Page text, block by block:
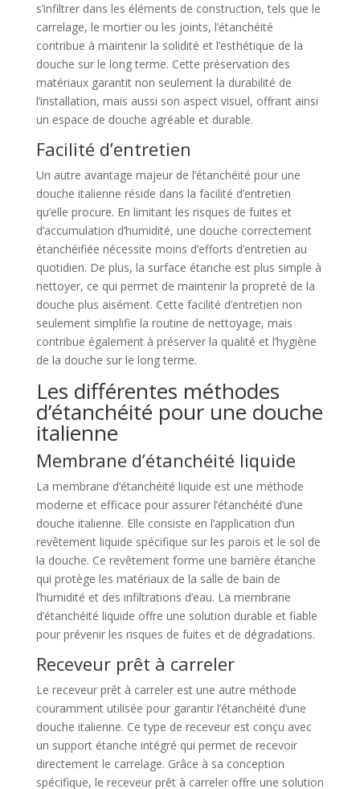
s’infiltrer dans les éléments de construction, tels que le
carrelage, le mortier ou les joints, l’étanchéité
contribue à maintenir la solidité et l’esthétique de la
douche sur le long terme. Cette préservation des
matériaux garantit non seulement la durabilité de
l’installation, mais aussi son aspect visuel, offrant ainsi
un espace de douche agréable et durable.
Facilité d’entretien
Un autre avantage majeur de l’étanchéité pour une
douche italienne réside dans la facilité d’entretien
qu’elle procure. En limitant les risques de fuites et
d’accumulation d’humidité, une douche correctement
étanchéifiée nécessite moins d’efforts d’entretien au
quotidien. De plus, la surface étanche est plus simple à
nettoyer, ce qui permet de maintenir la propreté de la
douche plus aisément. Cette facilité d’entretien non
seulement simplifie la routine de nettoyage, mais
contribue également à préserver la qualité et l’hygiène
de la douche sur le long terme.
Les différentes méthodes
d’étanchéité pour une douche
italienne
Membrane d’étanchéité liquide
La membrane d’étanchéité liquide est une méthode
moderne et efficace pour assurer l’étanchéité d’une
douche italienne. Elle consiste en l’application d’un
revêtement liquide spécifique sur les parois et le sol de
la douche. Ce revêtement forme une barrière étanche
qui protège les matériaux de la salle de bain de
l’humidité et des infiltrations d’eau. La membrane
d’étanchéité liquide offre une solution durable et fiable
pour prévenir les risques de fuites et de dégradations.
Receveur prêt à carreler
Le receveur prêt à carreler est une autre méthode
couramment utilisée pour garantir l’étanchéité d’une
douche italienne. Ce type de receveur est conçu avec
un support étanche intégré qui permet de recevoir
directement le carrelage. Grâce à sa conception
spécifique, le receveur prêt à carreler offre une solution